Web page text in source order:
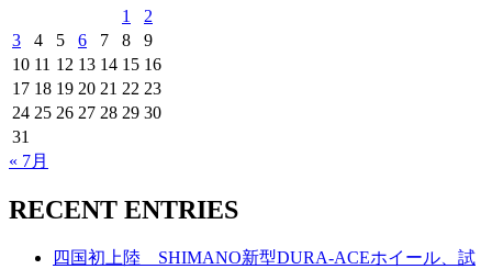
1
2
3
4 5 6 7 8
9
10 11 12 13 14 15 16
17 18 19 20 21 22 23
24 25 26 27 28 29 30
31
« 7月
RECENT ENTRIES
四国初上陸 SHIMANO新型DURA-ACEホイール、試